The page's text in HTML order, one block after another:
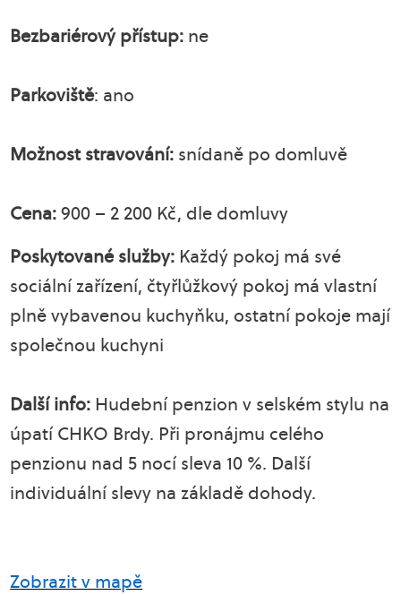
Bezbariérový přístup: ne
Parkoviště: ano
Možnost stravování: snídaně po domluvě
Cena:900 – 2 200 Kč, dle domluvy
Poskytované služby: Každý pokoj má své
sociální zařízení, čtyřlůžkový pokoj má vlastní
plně vybavenou kuchyňku, ostatní pokoje mají
společnou kuchyni
Další info: Hudební penzion v selském stylu na
úpatí CHKO Brdy. Při pronájmu celého
penzionu nad 5 nocí sleva 10 %. Další
individuální slevy na základě dohody.
Zobrazit v mapě